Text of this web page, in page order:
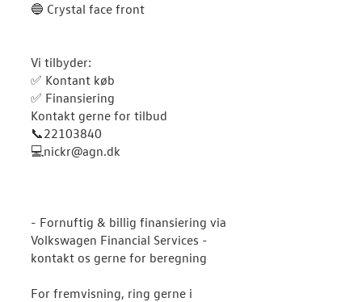
🔵 Crystal face front
Vi tilbyder:
✅ Kontant køb
✅ Finansiering
Kontakt gerne for tilbud
📞22103840
💻nickr@agn.dk
- Fornuftig & billig finansiering via
Volkswagen Financial Services -
kontakt os gerne for beregning
For fremvisning, ring gerne i